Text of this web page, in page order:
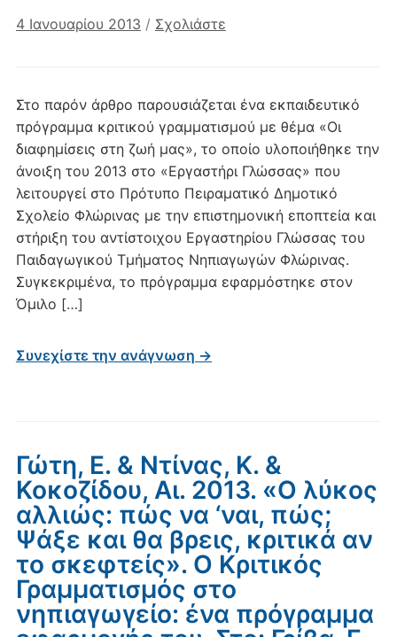
4 Ιανουαρίου 2013 / Σχολιάστε
Στο παρόν άρθρο παρουσιάζεται ένα εκπαιδευτικό
πρόγραμμα κριτικού γραμματισμού με θέμα «Οι
διαφημίσεις στη ζωή μας», το οποίο υλοποιήθηκε την
άνοιξη του 2013 στο «Εργαστήρι Γλώσσας» που
λειτουργεί στο Πρότυπο Πειραματικό Δημοτικό
Σχολείο Φλώρινας με την επιστημονική εποπτεία και
στήριξη του αντίστοιχου Εργαστηρίου Γλώσσας του
Παιδαγωγικού Τμήματος Νηπιαγωγών Φλώρινας.
Συγκεκριμένα, το πρόγραμμα εφαρμόστηκε στον
Όμιλο […]
Συνεχίστε την ανάγνωση →
Γώτη, Ε. & Ντίνας, Κ. &
Κοκοζίδου, Αι. 2013. «Ο λύκος
αλλιώς: πώς να ‘ναι, πώς;
Ψάξε και θα βρεις, κριτικά αν
το σκεφτείς». Ο Κριτικός
Γραμματισμός στο
νηπιαγωγείο: ένα πρόγραμμα